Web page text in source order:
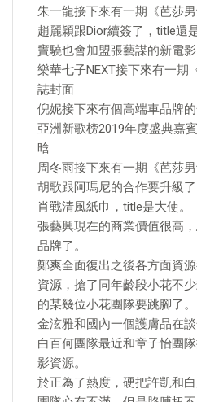
朱一龍接下來有一期《芭莎
趙麗穎跟Dior續簽了，title還
竇驍也會加盟張藝謀的新電影
樂華七子NEXT接下來有一期
誌封面
倪妮接下來有個高端車品牌
亞洲新歌榜2019年度盛典嘉
晗
周冬雨接下來有一期《芭莎
胡歌跟阿瑪尼的合作要升級了
肖戰清風紙巾，title是大使。
張藝興現在的商業價值很高
品牌了。
鄭爽全面復出之後各方面資
資源，搶了同年齡段小花不
的某幾位小花團隊要跳腳了。
金泫雅和國內一個護膚品在談
白百何團隊最近和章子怡團
影資源。
於正為了熱度，硬把許凱和